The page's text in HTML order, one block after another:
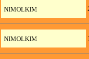
NIMOLKIM
NIMOLKIM